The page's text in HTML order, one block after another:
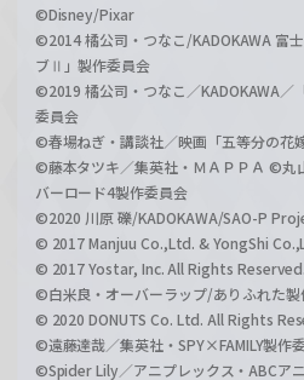
©Disney/Pixar
©2014 橘公司・つなこ/KADOKAWA 富
ブⅡ」製作委員会
©2019 橘公司・つなこ／KADOKAWA
委員会
©春場ねぎ・講談社／映画「五等分の花
©藤本タツキ／集英社・ＭＡＰＰＡ ©丸
バーロード4製作委員会
©2020 川原 礫/KADOKAWA/SAO-P
© 2017 Manjuu Co.,Ltd. & YongShi
© 2017 Yostar, Inc. All Rights Reserved.
©白米良・オーバーラップ/ありふれた製
© 2020 DONUTS Co. Ltd. All Rights
©遠藤達哉／集英社・SPY×FAMILY製作
©Spider Lily／アニプレックス・ABCア